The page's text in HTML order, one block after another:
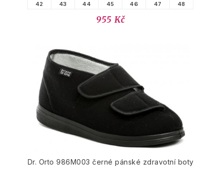
42 43 44 45 46 47 48
955 Kč
Dr. Orto 986M003 černé pánské zdravotní boty